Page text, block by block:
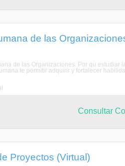
de las
de las Organizaciones. Por qu estudiar
te permitir adquirir y fortalecer
Consultar
Proyectos (Virtual)